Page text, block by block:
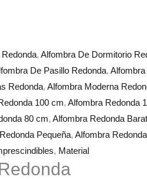
, Alfombra De Dormitorio
De Pasillo Redonda,
Redonda, Alfombra Moderna
100 cm, Alfombra Redonda
80 cm, Alfombra Redonda
Pequeña, Alfombra
, Material